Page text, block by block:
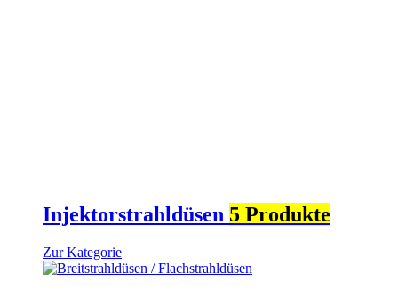
Injektorstrahldüsen 5 Produkte
Zur Kategorie